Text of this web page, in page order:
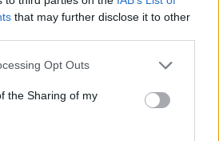
that may further disclose it to other
Opt Outs
the Sharing of my
Η ποπ σταρ μοιράστηκε την άσχημη
εξηγώντας ότι η πτώση βλεφάρου που
εβδομάδες.
Χέιλι Μπίμπερ: Η τολμηρή
στιγμή που έγινε viral από το